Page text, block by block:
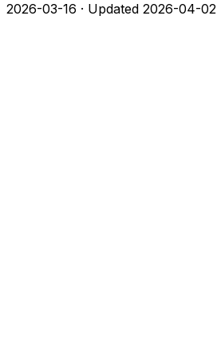
2026-03-16 · Updated 2026-04-02